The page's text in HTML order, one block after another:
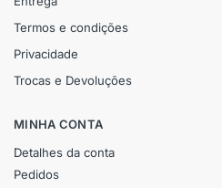
Termos e condições
Privacidade
Trocas e Devoluções
MINHA CONTA
Detalhes da conta
Pedidos